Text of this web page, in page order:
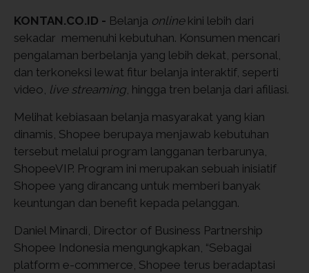
KONTAN.CO.ID - Belanja online kini lebih dari
sekadar memenuhi kebutuhan. Konsumen mencari
pengalaman berbelanja yang lebih dekat, personal,
dan terkoneksi lewat fitur belanja interaktif, seperti
video, live streaming, hingga tren belanja dari afiliasi.
Melihat kebiasaan belanja masyarakat yang kian
dinamis, Shopee berupaya menjawab kebutuhan
tersebut melalui program langganan terbarunya,
ShopeeVIP. Program ini merupakan sebuah inisiatif
Shopee yang dirancang untuk memberi banyak
keuntungan dan benefit kepada pelanggan.
Daniel Minardi, Director of Business Partnership
Shopee Indonesia mengungkapkan, “Sebagai
platform e-commerce, Shopee terus beradaptasi